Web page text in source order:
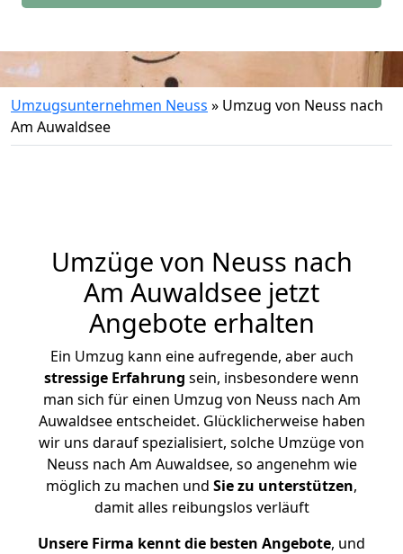
Umzugsunternehmen Neuss » Umzug von Neuss nach
Am Auwaldsee
Umzüge von Neuss nach
Am Auwaldsee jetzt
Angebote erhalten
Ein Umzug kann eine aufregende, aber auch
stressige Erfahrung sein, insbesondere wenn
man sich für einen Umzug von Neuss nach Am
Auwaldsee entscheidet. Glücklicherweise haben
wir uns darauf spezialisiert, solche Umzüge von
Neuss nach Am Auwaldsee, so angenehm wie
möglich zu machen und Sie zu unterstützen,
damit alles reibungslos verläuft
Unsere Firma kennt die besten Angebote, und